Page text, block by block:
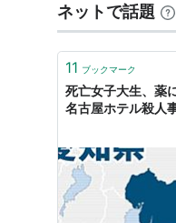
ネットで話題
11 ブックマーク
死亡女子大生、薬
名古屋ホテル殺人